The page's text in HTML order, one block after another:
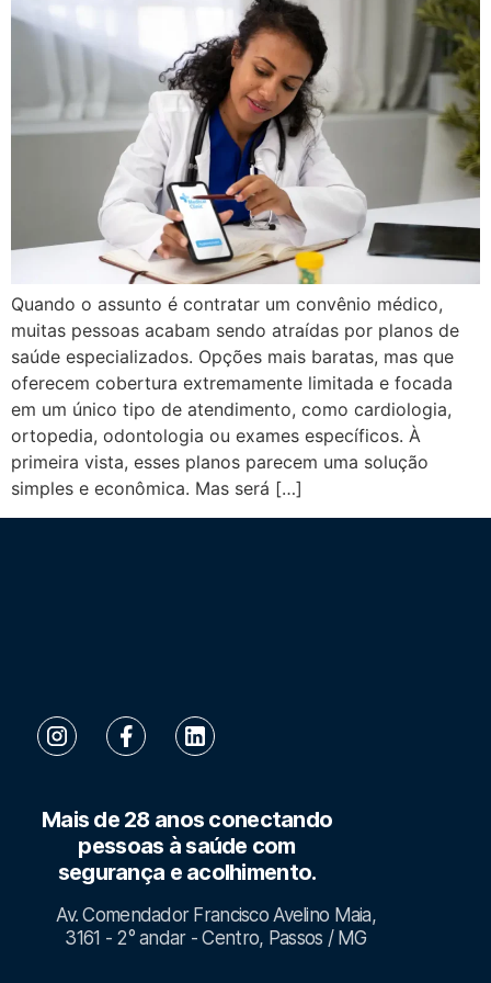
Quando o assunto é contratar um convênio médico,
muitas pessoas acabam sendo atraídas por planos de
saúde especializados. Opções mais baratas, mas que
oferecem cobertura extremamente limitada e focada
em um único tipo de atendimento, como cardiologia,
ortopedia, odontologia ou exames específicos. À
primeira vista, esses planos parecem uma solução
simples e econômica. Mas será […]
Mais de 28 anos conectando
pessoas à saúde com
segurança e acolhimento.
Av. Comendador Francisco Avelino Maia,
3161 - 2° andar - Centro, Passos / MG